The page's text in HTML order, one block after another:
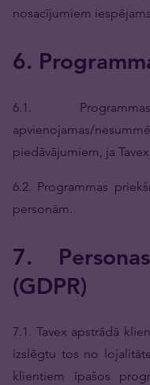
nosacījumiem
6.
6.1.
apvienojamas/
piedāvājumiem, ja
6.2. Programmas
personām.
7.
(GDPR)
7.1. Tavex apstrādā
izslēgtu tos no
klientiem īpašos